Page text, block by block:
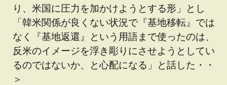
り、米国に圧力を加かけようとする形」とし
「韓米関係が良くない状況で『基地移転』では
なく『基地返還』という用語まで使ったのは、
反米のイメージを浮き彫りにさせようとしてい
るのではないか、と心配になる」と話した・・
＞